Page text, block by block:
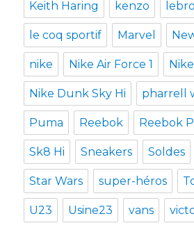
Keith Haring kenzo
le coq sportif Marvel
nike Nike Air Force 1
Nike Dunk Sky Hi pharrell
Puma Reebok Reebok
Sk8 Hi Sneakers Soldes
Star Wars super-héros
U23 Usine23 vans